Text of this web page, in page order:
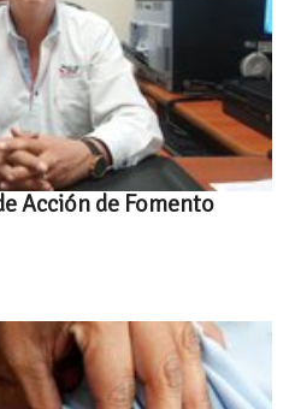
Acción de Fomento